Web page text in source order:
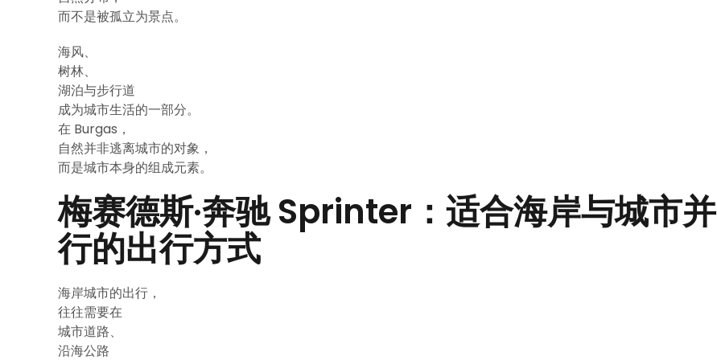
而不是被孤立为景点。
海风、
树林、
湖泊与步行道
成为城市生活的一部分。
在 Burgas，
自然并非逃离城市的对象，
而是城市本身的组成元素。
梅赛德斯·奔驰 Sprinter：适合海岸与城市并
行的出行方式
海岸城市的出行，
往往需要在
城市道路、
沿海公路